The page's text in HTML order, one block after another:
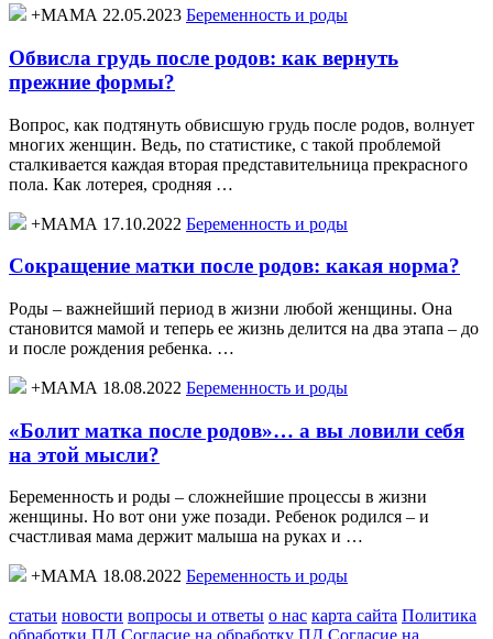
+МАМА 22.05.2023 Беременность и роды
Обвисла грудь после родов: как вернуть
прежние формы?
Вопрос, как подтянуть обвисшую грудь после родов, волнует
многих женщин. Ведь, по статистике, с такой проблемой
сталкивается каждая вторая представительница прекрасного
пола. Как лотерея, сродняя …
+МАМА 17.10.2022 Беременность и роды
Сокращение матки после родов: какая норма?
Роды – важнейший период в жизни любой женщины. Она
становится мамой и теперь ее жизнь делится на два этапа – до
и после рождения ребенка. …
+МАМА 18.08.2022 Беременность и роды
«Болит матка после родов»… а вы ловили себя
на этой мысли?
Беременность и роды – сложнейшие процессы в жизни
женщины. Но вот они уже позади. Ребенок родился – и
счастливая мама держит малыша на руках и …
+МАМА 18.08.2022 Беременность и роды
статьи новости вопросы и ответы о нас карта сайта Политика